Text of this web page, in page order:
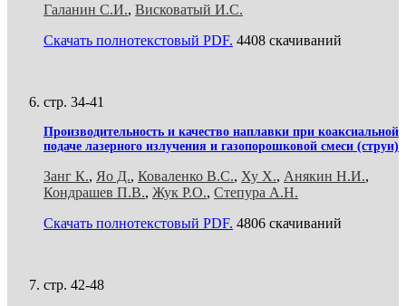
Галанин С.И., Висковатый И.С.
Скачать полнотекстовый PDF. 4408 скачиваний
стр. 34-41
Производительность и качество наплавки при коаксиальной
подаче лазерного излучения и газопорошковой смеси (струи)
Занг К., Яо Д., Коваленко В.С., Ху Х., Анякин Н.И.,
Кондрашев П.В., Жук Р.О., Степура А.Н.
Скачать полнотекстовый PDF. 4806 скачиваний
стр. 42-48